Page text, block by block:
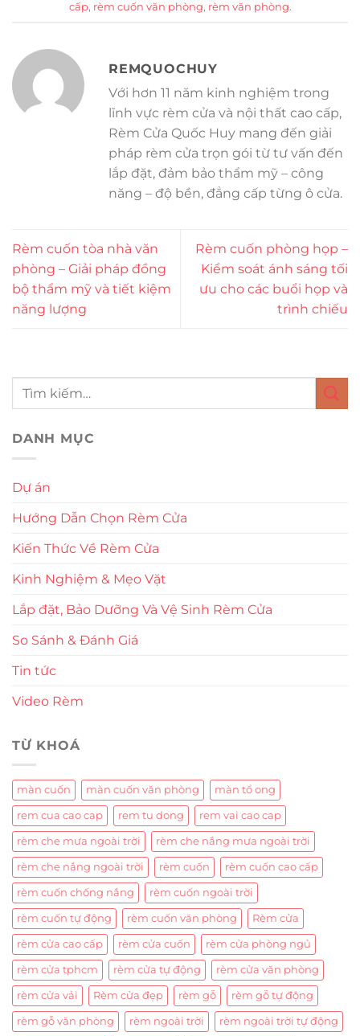
cấp, rèm cuốn văn phòng, rèm văn phòng.
REMQUOCHUY
Với hơn 11 năm kinh nghiệm trong
lĩnh vực rèm cửa và nội thất cao cấp,
Rèm Cửa Quốc Huy mang đến giải
pháp rèm cửa trọn gói từ tư vấn đến
lắp đặt, đảm bảo thẩm mỹ – công
năng – độ bền, đẳng cấp từng ô cửa.
Rèm cuốn tòa nhà văn
phòng – Giải pháp đồng
bộ thẩm mỹ và tiết kiệm
năng lượng
Rèm cuốn phòng họp –
Kiểm soát ánh sáng tối
ưu cho các buổi họp và
trình chiếu
DANH MỤC
Dự án
Hướng Dẫn Chọn Rèm Cửa
Kiến Thức Về Rèm Cửa
Kinh Nghiệm & Mẹo Vặt
Lắp đặt, Bảo Dưỡng Và Vệ Sinh Rèm Cửa
So Sánh & Đánh Giá
Tin tức
Video Rèm
TỪ KHOÁ
màn cuốn màn cuốn văn phòng màn tổ ong
rem cua cao cap rem tu dong rem vai cao cap
rèm che mưa ngoài trời rèm che nắng mưa ngoài trời
rèm che nắng ngoài trời rèm cuốn rèm cuốn cao cấp
rèm cuốn chống nắng rèm cuốn ngoài trời
rèm cuốn tự động rèm cuốn văn phòng Rèm cửa
rèm cửa cao cấp rèm cửa cuốn rèm cửa phòng ngủ
rèm cửa tphcm rèm cửa tự động rèm cửa văn phòng
rèm cửa vải Rèm cửa đẹp rèm gỗ rèm gỗ tự động
rèm gỗ văn phòng rèm ngoài trời rèm ngoài trời tự động